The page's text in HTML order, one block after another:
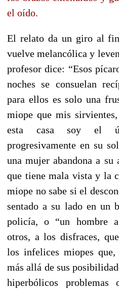
el oído.
El relato da un giro al
vuelve melancólica y
profesor dice: “Esos
noches se consuelan
para ellos es solo una
miope que mis
esta casa soy el
progresivamente en su
una mujer abandona a su
que tiene mala vista y la
miope no sabe si el
sentado a su lado en un
policía, o “un hombre
otros, a los disfraces,
los infelices miopes
más allá de sus
hiperbólicos problemas